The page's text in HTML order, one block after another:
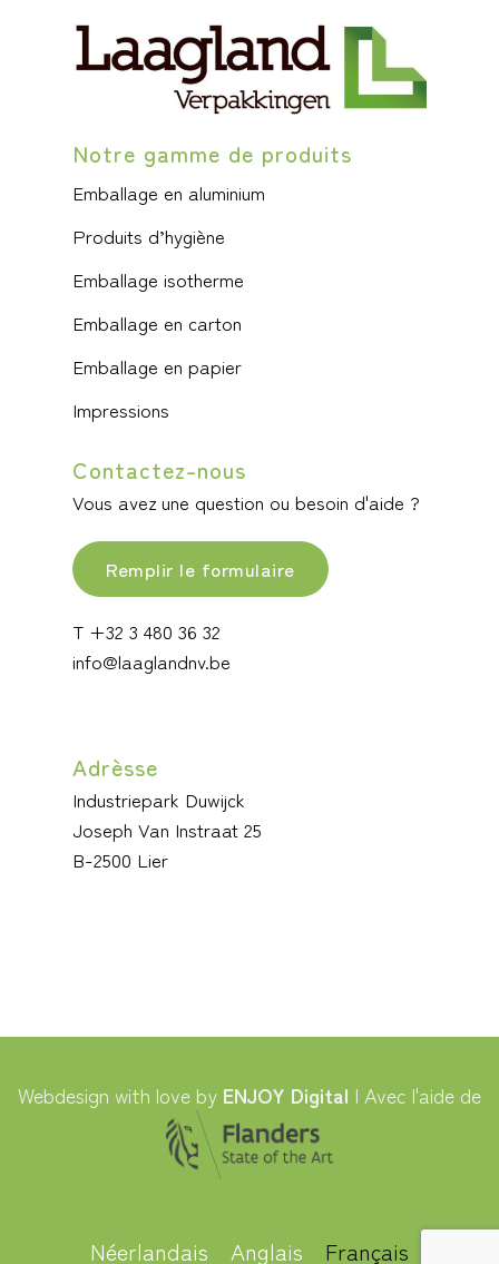
Notre gamme de produits
Emballage en aluminium
Produits d’hygiène
Emballage isotherme
Emballage en carton
Emballage en papier
Impressions
Contactez-nous
Vous avez une question ou besoin d'aide ?
Remplir le formulaire
T +32 3 480 36 32
info@laaglandnv.be
Adrèsse
Industriepark Duwijck
Joseph Van Instraat 25
B-2500 Lier
Webdesign with love by ENJOY Digital | Avec l'aide de
Néerlandais Anglais Français